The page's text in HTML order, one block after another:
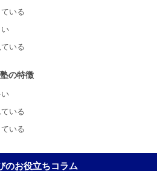
いる
いる
の特徴
いる
いる
のお役立ちコラム